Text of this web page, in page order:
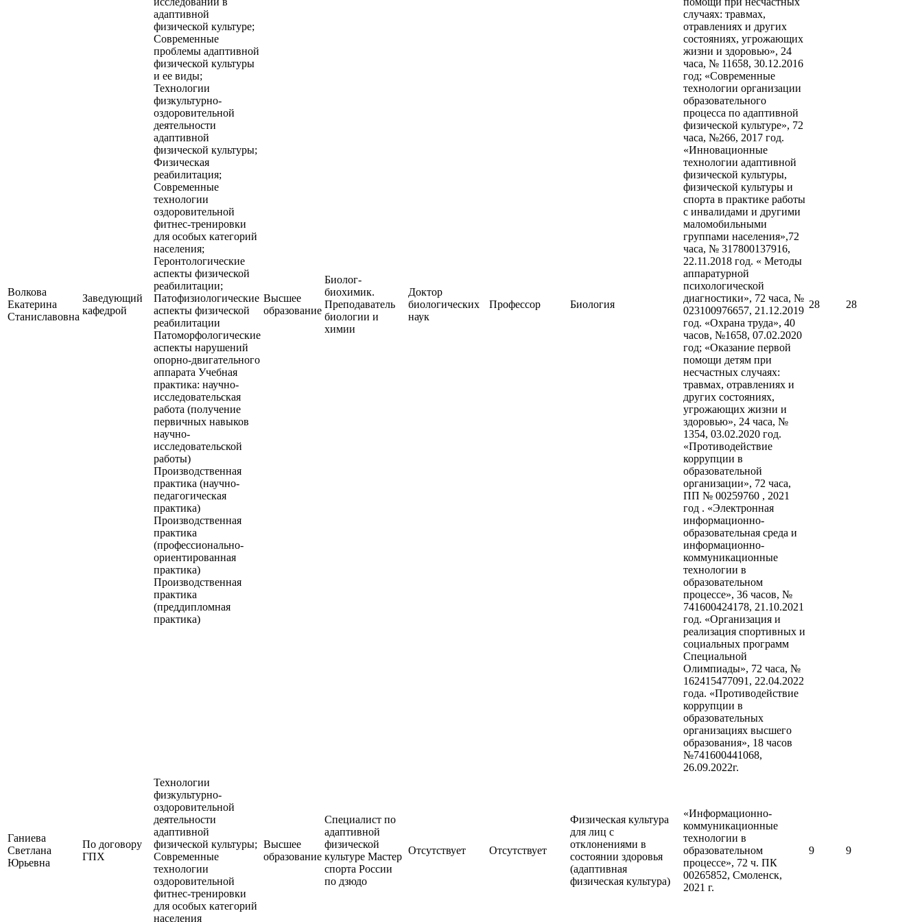
Волкова
Екатерина
Станиславовна
Заведующий
кафедрой
адаптивной
физической культуре;
Современные
проблемы адаптивной
физической культуры
и ее виды;
Технологии
физкультурно-
оздоровительной
деятельности
адаптивной
физической культуры;
Физическая
реабилитация;
Современные
технологии
оздоровительной
фитнес-тренировки
для особых категорий
населения;
Геронтологические
аспекты физической
реабилитации;
Патофизиологические
аспекты физической
реабилитации
Патоморфологические
аспекты нарушений
опорно-двигательного
аппарата Учебная
практика: научно-
исследовательская
работа (получение
первичных навыков
научно-
исследовательской
работы)
Производственная
практика (научно-
педагогическая
практика)
Производственная
практика
(профессионально-
ориентированная
практика)
Производственная
практика
(преддипломная
практика)
Высшее
образование
Биолог-
биохимик.
Преподаватель
биологии и
химии
Доктор
биологических
наук
Профессор Биология
случаях: травмах,
отравлениях и других
состояниях, угрожающих
жизни и здоровью», 24
часа, № 11658, 30.12.2016
год; «Современные
технологии организации
образовательного
процесса по адаптивной
физической культуре», 72
часа, №266, 2017 год.
«Инновационные
технологии адаптивной
физической культуры,
физической культуры и
спорта в практике работы
с инвалидами и другими
маломобильными
группами населения»,72
часа, № 317800137916,
22.11.2018 год. « Методы
аппаратурной
психологической
диагностики», 72 часа, №
023100976657, 21.12.2019
год. «Охрана труда», 40
часов, №1658, 07.02.2020
год; «Оказание первой
помощи детям при
несчастных случаях:
травмах, отравлениях и
других состояниях,
угрожающих жизни и
здоровью», 24 часа, №
1354, 03.02.2020 год.
«Противодействие
коррупции в
образовательной
организации», 72 часа,
ПП № 00259760 , 2021
год . «Электронная
информационно-
образовательная среда и
информационно-
коммуникационные
технологии в
образовательном
процессе», 36 часов, №
741600424178, 21.10.2021
год. «Организация и
реализация спортивных и
социальных программ
Специальной
Олимпиады», 72 часа, №
162415477091, 22.04.2022
года. «Противодействие
коррупции в
образовательных
организациях высшего
образования», 18 часов
№741600441068,
26.09.2022г.
28 28
Ганиева
Светлана
Юрьевна
По договору
ГПХ
Технологии
физкультурно-
оздоровительной
деятельности
адаптивной
физической культуры;
Современные
технологии
оздоровительной
фитнес-тренировки
для особых категорий
населения
Высшее
образование
Специалист по
адаптивной
физической
культуре Мастер
спорта России
по дзюдо
Отсутствует Отсутствует
Физическая культура
для лиц с
отклонениями в
состоянии здоровья
(адаптивная
физическая культура)
«Информационно-
коммуникационные
технологии в
образовательном
процессе», 72 ч. ПК
00265852, Смоленск,
2021 г.
9 9